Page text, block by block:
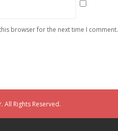
browser for the next time I comment.
Rights Reserved.